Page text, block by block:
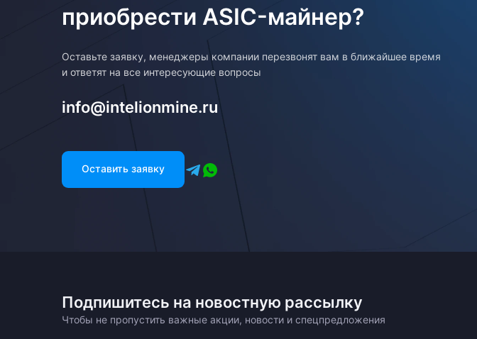
приобрести ASIC-майнер?
Оставьте заявку, менеджеры компании перезвонят вам в ближайшее время
и ответят на все интересующие вопросы
info@intelionmine.ru
Оставить заявку
Подпишитесь на новостную рассылку
Чтобы не пропустить важные акции, новости и спецпредложения